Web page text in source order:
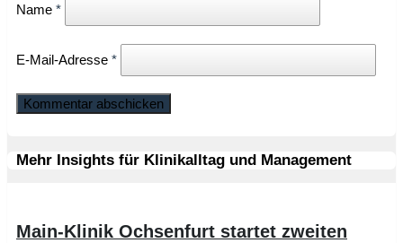
Name *
E-Mail-Adresse *
Mehr Insights für Klinikalltag und Management
Main-Klinik Ochsenfurt startet zweiten